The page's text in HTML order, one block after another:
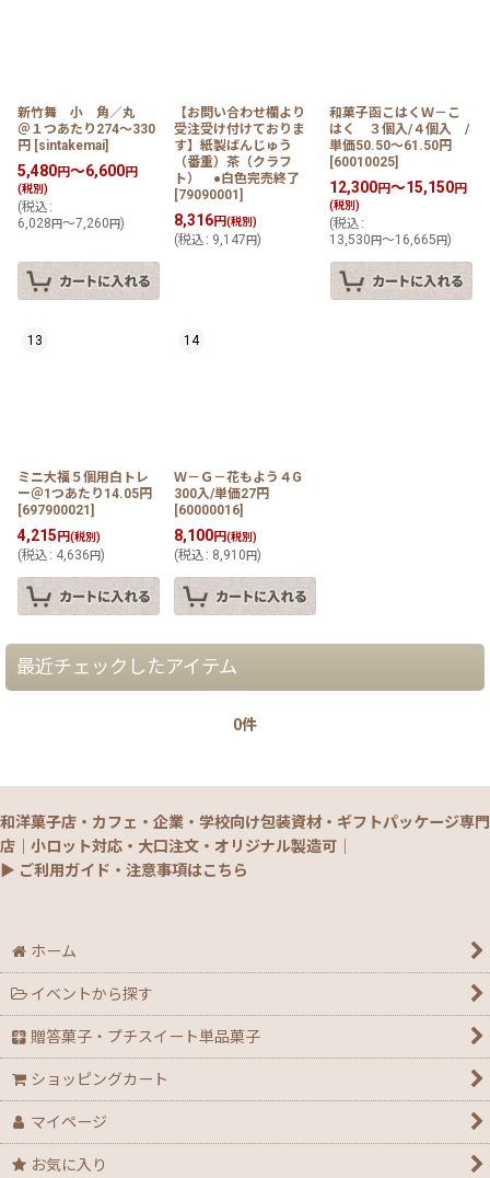
新竹舞 小 角／丸
＠１つあたり274〜330
円 [sintakemai]
5,480円～6,600円
(税別)
(税込 :
6,028 円～7,260 円)
【お問い合わせ欄より
受注受け付けておりま
す】紙製ばんじゅう
（番重）茶（クラフ
ト） ●白色完売終了
[79090001 ]
8,316円(税別)
(税込 : 9,147 円)
和菓子函こはくＷ－こ
はく ３個入/４個入 /
単価50.50〜61.50円
[60010025]
12,300円～15,150円
(税別)
(税込 :
13,530円～16,665円)
13
ミニ大福５個用白トレ
ー＠1つあたり14.05円
[697900021 ]
4,215 円(税別)
(税込 : 4,636 円)
14
Ｗ－Ｇ－花もよう４G
300入/単価27円
[60000016]
8,100円(税別)
(税込 : 8,910 円)
最近チェックしたアイテム
0件
和洋菓子店・カフェ・企業・学校向け包装資材・ギフトパッケージ専門
店｜小ロット対応・大口注文・オリジナル製造可｜
▶ ご利用ガイド・注意事項はこちら
ホーム
イベントから探す
贈答菓子・プチスイート単品菓子
ショッピングカート
マイページ
お気に入り